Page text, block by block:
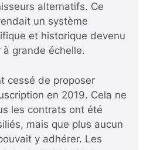
alternatifs. Ce
un système
et historique devenu
grande échelle.
cessé de proposer
en 2019. Cela ne
les contrats ont été
mais que plus aucun
y adhérer. Les